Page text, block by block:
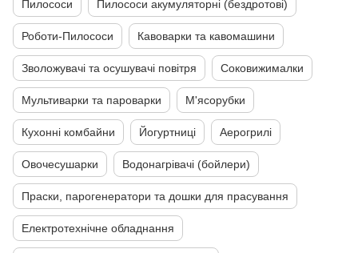
Пилососи Пилососи акумуляторні (бездротові)
Роботи-Пилососи Кавоварки та кавомашини
Зволожувачі та осушувачі повітря Соковижималки
Мультиварки та пароварки М'ясорубки
Кухонні комбайни Йогуртниці Аерогрилі
Овочесушарки Водонагрівачі (бойлери)
Праски, парогенератори та дошки для прасування
Електротехнічне обладнання